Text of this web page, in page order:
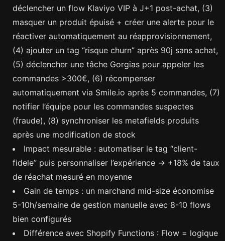
déclencher un flow Klaviyo VIP à J+1 post-achat, (3)
masquer un produit épuisé + créer une alerte pour le
réactiver automatiquement au réapprovisionnement,
(4) ajouter un tag “risque churn” après 90j sans achat,
(5) déclencher une tâche Gorgias pour appeler les
commandes >300€, (6) récompenser
automatiquement via Smile.io après 5 commandes, (7)
notifier l’équipe pour les commandes suspectes
(fraude), (8) synchroniser les metafields produits
après une modification de stock
Impact mesurable : automatiser le tag “client-
fidele” puis personnaliser l’expérience → +18% de taux
de réachat mesuré en moyenne
Gain de temps : un marchand mid-size économise
5-10h/semaine de gestion manuelle avec 8-10 flows
bien configurés
Différence avec Shopify Functions : Flow = logique